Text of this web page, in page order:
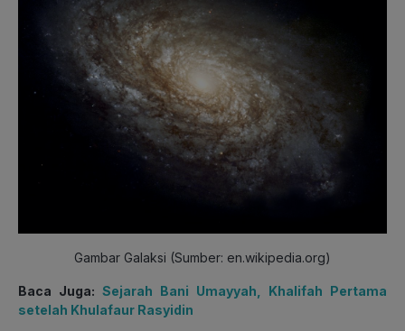
Gambar Galaksi (Sumber: en.wikipedia.org)
Baca Juga: Sejarah Bani Umayyah, Khalifah Pertama
setelah Khulafaur Rasyidin